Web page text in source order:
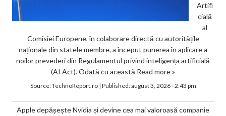
Artifi
cială
al
Comisiei Europene, în colaborare directă cu autoritățile
naționale din statele membre, a început punerea în aplicare a
noilor prevederi din Regulamentul privind inteligența artificială
(AI Act). Odată cu această Read more »
Source:TechnoReport.ro| Published:august 3, 2026 - 2:43 pm
Apple depășește Nvidia și devine cea mai valoroasă companie